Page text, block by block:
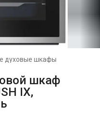
духовые шкафы
шкаф
IX,